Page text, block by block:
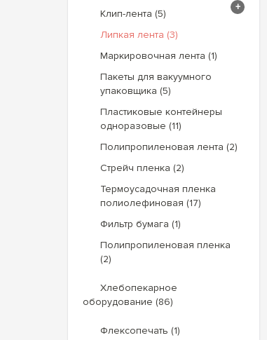
+
Клип-лента (5)
Липкая лента (3)
Маркировочная лента (1)
Пакеты для вакуумного
упаковщика (5)
Пластиковые контейнеры
одноразовые (11)
Полипропиленовая лента (2)
Стрейч пленка (2)
Термоусадочная пленка
полиолефиновая (17)
Фильтр бумага (1)
Полипропиленовая пленка
(2)
Хлебопекарное
оборудование (86)
Флексопечать (1)